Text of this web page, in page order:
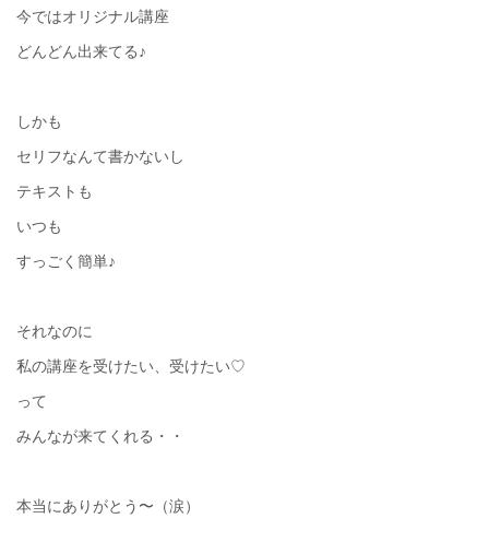
今ではオリジナル講座
どんどん出来てる♪
しかも
セリフなんて書かないし
テキストも
いつも
すっごく簡単♪
それなのに
私の講座を受けたい、受けたい♡
って
みんなが来てくれる・・
本当にありがとう〜（涙）